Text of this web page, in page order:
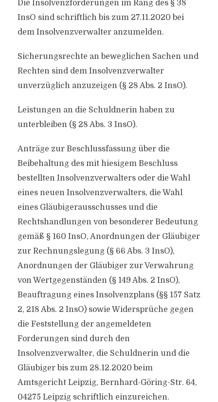
Die Insolvenzforderungen im Rang des § 38
InsO sind schriftlich bis zum 27.11.2020 bei
dem Insolvenzverwalter anzumelden.
Sicherungsrechte an beweglichen Sachen und
Rechten sind dem Insolvenzverwalter
unverzüglich anzuzeigen (§ 28 Abs. 2 InsO).
Leistungen an die Schuldnerin haben zu
unterbleiben (§ 28 Abs. 3 InsO).
Anträge zur Beschlussfassung über die
Beibehaltung des mit hiesigem Beschluss
bestellten Insolvenzverwalters oder die Wahl
eines neuen Insolvenzverwalters, die Wahl
eines Gläubigerausschusses und die
Rechtshandlungen von besonderer Bedeutung
gemäß § 160 InsO, Anordnungen der Gläubiger
zur Rechnungslegung (§ 66 Abs. 3 InsO),
Anordnungen der Gläubiger zur Verwahrung
von Wertgegenständen (§ 149 Abs. 2 InsO),
Beauftragung eines Insolvenzplans (§§ 157 Satz
2, 218 Abs. 2 InsO) sowie Widersprüche gegen
die Feststellung der angemeldeten
Forderungen sind durch den
Insolvenzverwalter, die Schuldnerin und die
Gläubiger bis zum 28.12.2020 beim
Amtsgericht Leipzig, Bernhard-Göring-Str. 64,
04275 Leipzig schriftlich einzureichen.